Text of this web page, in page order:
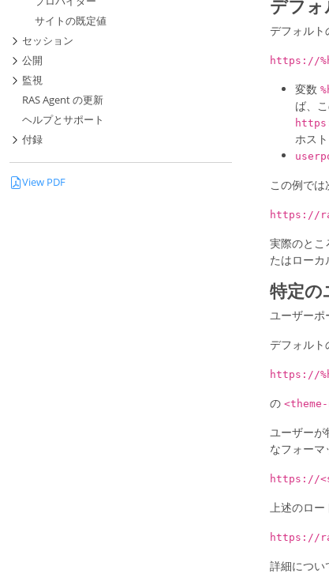
サイトの既定値
セッション
公開
監視
RAS Agent の更新
ヘルプとサポート
付録
View PDF
デフォ
デフォルト
https://
変数
ば、
ホス
この例で
https://
実際のとこ
たはローカ
特定の
ユーザーポ
デフォルト
https://
の <theme-
ユーザー
なフォーマ
https://
上述のロ
https://
詳細につい